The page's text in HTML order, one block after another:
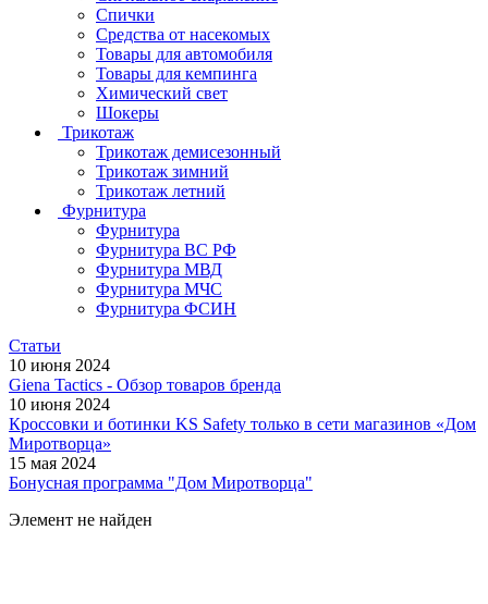
Спички
Средства от насекомых
Товары для автомобиля
Товары для кемпинга
Химический свет
Шокеры
Трикотаж
Трикотаж демисезонный
Трикотаж зимний
Трикотаж летний
Фурнитура
Фурнитура
Фурнитура ВС РФ
Фурнитура МВД
Фурнитура МЧС
Фурнитура ФСИН
Статьи
10 июня 2024
Giena Tactics - Обзор товаров бренда
10 июня 2024
Кроссовки и ботинки KS Safety только в сети магазинов «Дом
Миротворца»
15 мая 2024
Бонусная программа "Дом Миротворца"
Элемент не найден